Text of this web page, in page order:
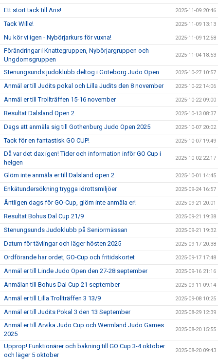
Ett stort tack till Aris! 2025-11-09 20:46
Tack Wille! 2025-11-09 13:13
Nu kör vi igen - Nybörjarkurs för vuxna! 2025-11-09 12:58
Förändringar i Knattegruppen, Nybörjargruppen och
Ungdomsgruppen
2025-11-04 18:53
Stenungsunds judoklubb deltog i Göteborg Judo Open 2025-10-27 10:57
Anmäl er till Judits pokal och Lilla Judits den 8 november 2025-10-22 14:06
Anmäl er till Trollträffen 15-16 november 2025-10-22 09:00
Resultat Dalsland Open 2 2025-10-13 08:37
Dags att anmäla sig till Gothenburg Judo Open 2025 2025-10-07 20:02
Tack för en fantastisk GO CUP! 2025-10-07 19:49
Då var det dax igen! Tider och information inför GO Cup i
helgen
2025-10-02 22:17
Glöm inte anmäla er till Dalsland open 2 2025-10-01 14:45
Enkätundersökning trygga idrottsmiljöer 2025-09-24 16:57
Äntligen dags för GO-Cup, glöm inte anmäla er! 2025-09-21 20:01
Resultat Bohus Dal Cup 21/9 2025-09-21 19:38
Stenungsunds Judoklubb på Seniormässan 2025-09-21 19:32
Datum för tävlingar och läger hösten 2025 2025-09-17 20:38
Ordförande har ordet, GO-Cup och fritidskortet 2025-09-17 17:48
Anmäl er till Linde Judo Open den 27-28 september 2025-09-16 21:16
Anmälan till Bohus Dal Cup 21 september 2025-09-11 09:14
Anmäl er till Lilla Trollträffen 3 13/9 2025-09-08 10:25
Anmäl er till Judits Pokal 3 den 13 September 2025-08-29 12:39
Anmäl er till Arvika Judo Cup och Wermland Judo Games
2025
2025-08-20 15:55
Upprop! Funktionärer och bakning till GO Cup 3-4 oktober
och läger 5 oktober
2025-08-20 09:43